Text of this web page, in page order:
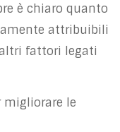
è chiaro quanto
attribuibili
fattori legati
migliorare le